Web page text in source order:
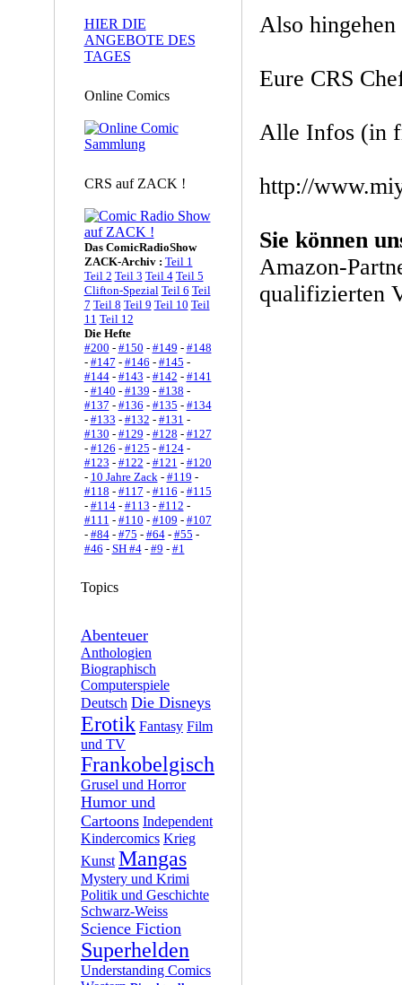
HIER DIE
ANGEBOTE DES
TAGES
Online Comics
CRS auf ZACK !
Das ComicRadioShow
ZACK-Archiv : Teil 1
Teil 2 Teil 3 Teil 4 Teil 5
Clifton-Spezial Teil 6 Teil
7 Teil 8 Teil 9 Teil 10 Teil
11 Teil 12
Die Hefte
#200 - #150 - #149 - #148
- #147 - #146 - #145 -
#144- #143 - #142 - #141
- #140 - #139 - #138 -
#137 - #136 - #135 - #134
- #133 - #132 - #131 -
#130 - #129 - #128 - #127
- #126 - #125 - #124-
#123 - #122 - #121 - #120
- 10 Jahre Zack- #119 -
#118 - #117 - #116 - #115
- #114- #113 - #112 -
#111 - #110 - #109 - #107
- #84- #75 - #64- #55 -
#46 - SH #4- #9 - #1
Topics
Abenteuer
Anthologien
Biographisch
Computerspiele
Deutsch Die Disneys
Erotik Fantasy Film
und TV
Frankobelgisch
Grusel und Horror
Humor und
Cartoons Independent
Kindercomics Krieg
Kunst Mangas
Mystery und Krimi
Politik und Geschichte
Schwarz-Weiss
Science Fiction
Superhelden
Understanding Comics
Also
Eure CRS
Alle Infos (in
http://
Sie können
Amazon-
qualifizierten